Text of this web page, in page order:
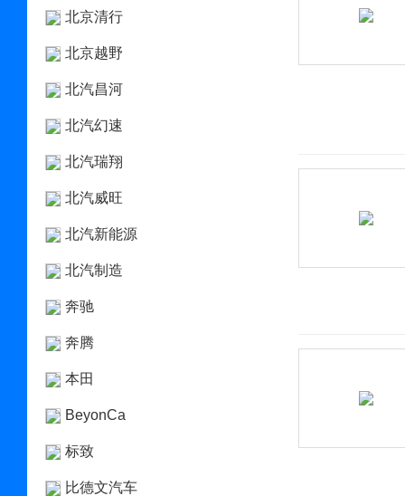
北京清行
北京越野
北汽昌河
北汽幻速
北汽瑞翔
北汽威旺
北汽新能源
北汽制造
奔驰
奔腾
本田
BeyonCa
标致
比德文汽车